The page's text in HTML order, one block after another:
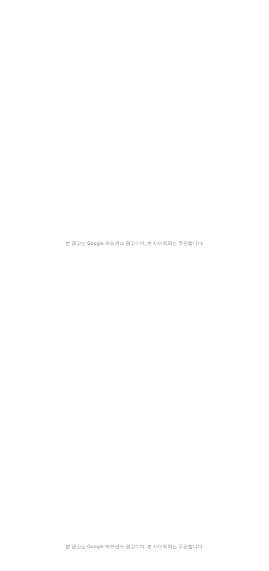
본 광고는 Google 애드센스 광고이며, 본 사이트와는 무관합니다.
본 광고는 Google 애드센스 광고이며, 본 사이트와는 무관합니다.